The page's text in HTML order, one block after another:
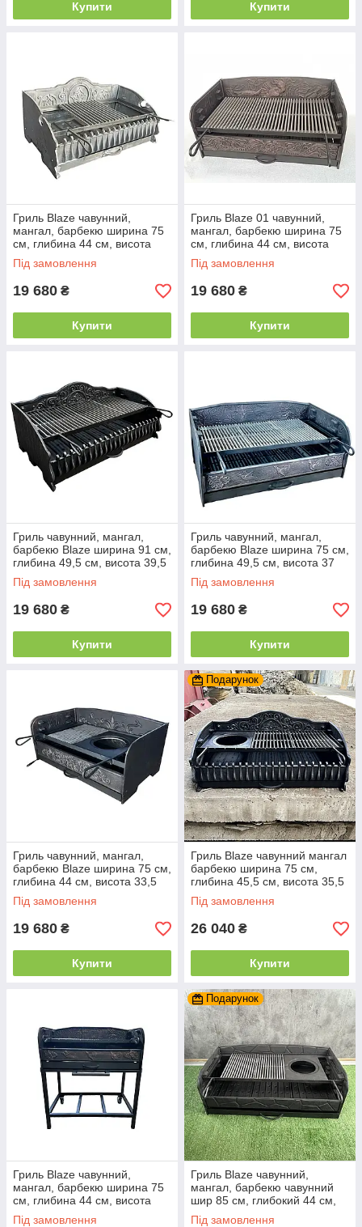
Купити Купити
Гриль Blaze чавунний,
мангал, барбекю ширина 75
см, глибина 44 см, висота
33,5 см
Під замовлення
19 680 ₴
Купити
Гриль Blaze 01 чавунний,
мангал, барбекю ширина 75
см, глибина 44 см, висота
33,5 см
Під замовлення
19 680 ₴
Купити
Гриль чавунний, мангал,
барбекю Blaze ширина 91 см,
глибина 49,5 см, висота 39,5
см
Під замовлення
19 680 ₴
Купити
Гриль чавунний, мангал,
барбекю Blaze ширина 75 см,
глибина 49,5 см, висота 37
см
Під замовлення
19 680 ₴
Купити
Гриль чавунний, мангал,
барбекю Blaze ширина 75 см,
глибина 44 см, висота 33,5
см
Під замовлення
19 680 ₴
Купити
Подарунок
Гриль Blaze чавунний мангал
барбекю ширина 75 см,
глибина 45,5 см, висота 35,5
см
Під замовлення
26 040 ₴
Купити
Гриль Blaze чавунний,
мангал, барбекю ширина 75
см, глибина 44 см, висота
33,5 см
Під замовлення
Подарунок
Гриль Blaze чавунний,
мангал, барбекю чавунний
шир 85 см, глибокий 44 см,
висот 33 см
Під замовлення